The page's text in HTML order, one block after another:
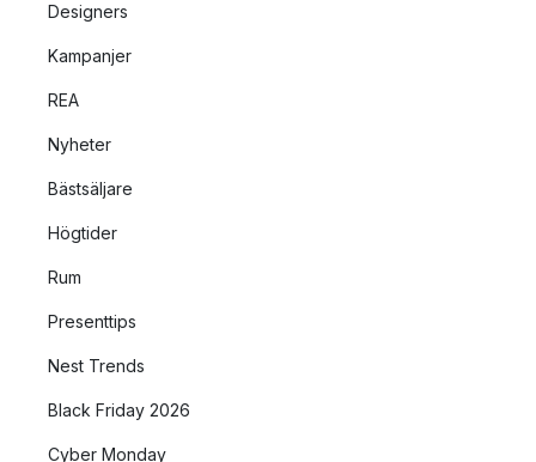
Designers
Kampanjer
REA
Nyheter
Bästsäljare
Högtider
Rum
Presenttips
Nest Trends
Black Friday 2026
Cyber Monday